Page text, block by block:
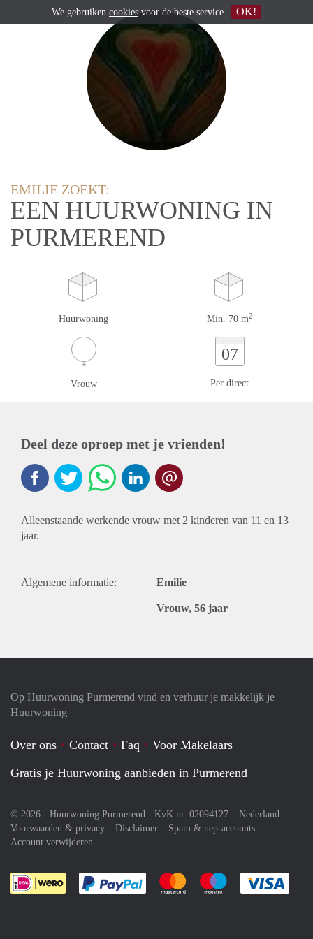
EMILIE ZOEKT:
EEN HUURWONING IN
PURMEREND
Huurwoning Min. 70 m2
Vrouw
07
Per direct
Deel deze oproep met je vrienden!
Alleenstaande werkende vrouw met 2 kinderen van 11 en 13
jaar.
Algemene informatie: Emilie
Vrouw, 56 jaar
Op Huurwoning Purmerend vind en verhuur je makkelijk je
Huurwoning
Over ons Contact Faq
Voor Makelaars
Gratis je Huurwoning aanbieden in Purmerend
© 2026 - Huurwoning Purmerend - KvK nr. 02094127 – Nederland
Voorwaarden & privacy
Disclaimer
Spam & nep-accounts
Account verwijderen
Je rekent gemakkelijk af met Paypal
Je rekent gemakkelijk af met
Je rekent
We gebruiken cookiesvoor de beste service OK!